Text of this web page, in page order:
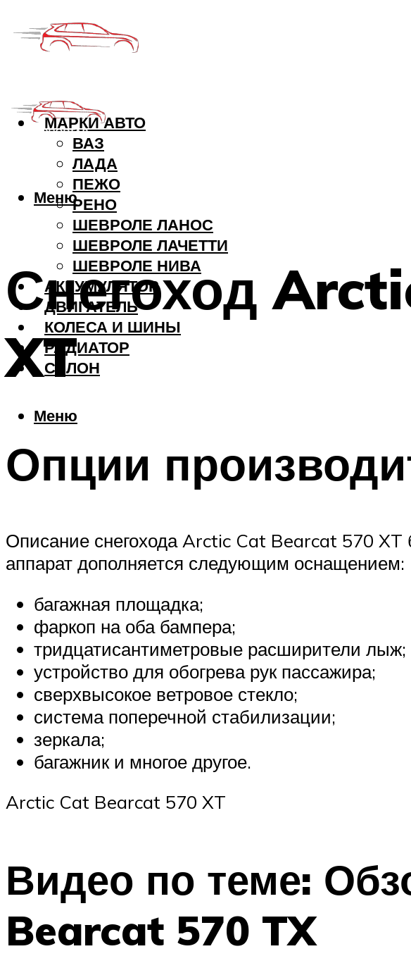
МАРКИ АВТО
ВАЗ
ЛАДА
ПЕЖО
РЕНО
ШЕВРОЛЕ ЛАНОС
ШЕВРОЛЕ ЛАЧЕТТИ
ШЕВРОЛЕ НИВА
АККУМУЛЯТОР
ДВИГАТЕЛЬ
КОЛЕСА И ШИНЫ
РАДИАТОР
САЛОН
Меню
Меню
Снегоход
XT
Опции
Описание снегохода Arctic Cat Bearcat 570
аппарат дополняется следующим оснащением:
багажная площадка;
фаркоп на оба бампера;
тридцатисантиметровые расширители лыж;
устройство для обогрева рук пассажира;
сверхвысокое ветровое стекло;
система поперечной стабилизации;
зеркала;
багажник и многое другое.
Arctic Cat Bearcat 570 XT
Видео по теме:
Bearcat 570 TX